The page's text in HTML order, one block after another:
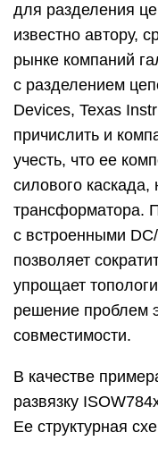
для разделения
известно автору,
рынке компаний
с разделением
Devices, Texas
причислить и
учесть, что ее
силового
трансформатора.
с встроенными
позволяет
упрощает
решение проблем
совместимости.
В качестве
развязку
Ее структурная